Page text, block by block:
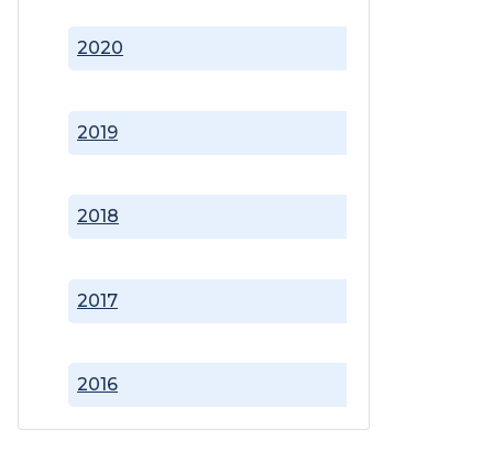
2016
2017
2018
2019
2020